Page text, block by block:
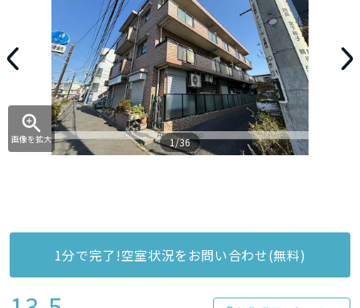
画像を拡大 1/36
1分で完了!空室状況をお問い合わせ(無料)